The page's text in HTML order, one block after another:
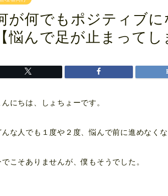
が何でもポジティブ
【悩んで足が止まってし
んにちは、しょちょーです。
んな人でも１度や２度、悩んで前に進めなく
でこそありませんが、僕もそうでした。